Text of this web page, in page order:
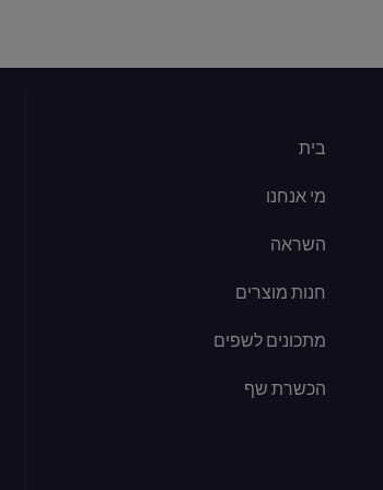
בית
מי אנחנו
השראה
חנות מוצרים
מתכונים לשפים
הכשרת שף